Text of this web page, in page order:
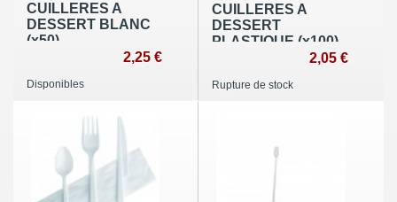
CUILLERES A
DESSERT BLANC
(x50)
2,25 €
Disponibles
CUILLERES A
DESSERT
PLASTIQUE (x100)
2,05 €
Rupture de stock